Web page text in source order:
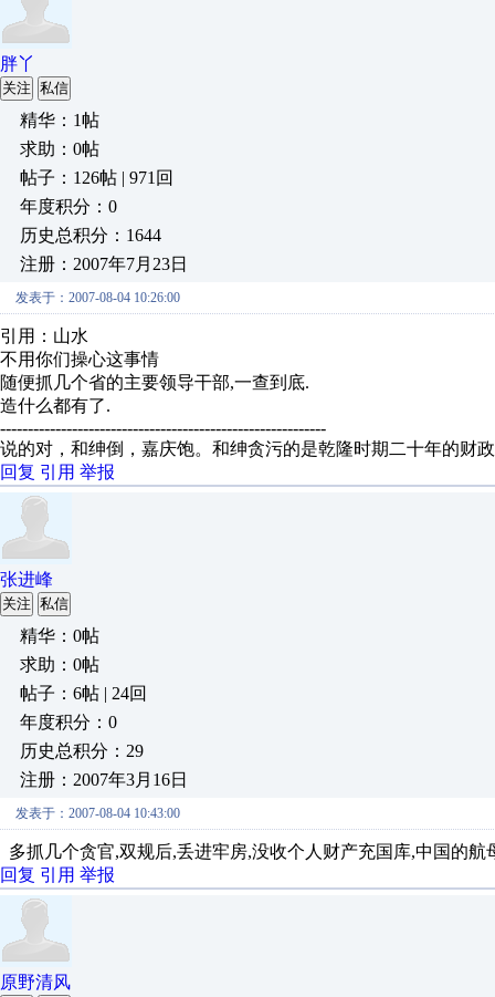
胖丫
关注 私信
精华：1帖
求助：0帖
帖子：126帖 | 971回
年度积分：0
历史总积分：1644
注册：2007年7月23日
发表于：2007-08-04 10:26:00
引用：山水
不用你们操心这事情
随便抓几个省的主要领导干部,一查到底.
造什么都有了.
-----------------------------------------------------------
说的对，和绅倒，嘉庆饱。和绅贪污的是乾隆时期二十年的财
回复 引用 举报
张进峰
关注 私信
精华：0帖
求助：0帖
帖子：6帖 | 24回
年度积分：0
历史总积分：29
注册：2007年3月16日
发表于：2007-08-04 10:43:00
多抓几个贪官,双规后,丢进牢房,没收个人财产充国库,中国的
回复 引用 举报
原野清风